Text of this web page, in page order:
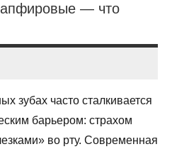
— что
зубах часто сталкивается
барьером: страхом
во рту. Современная